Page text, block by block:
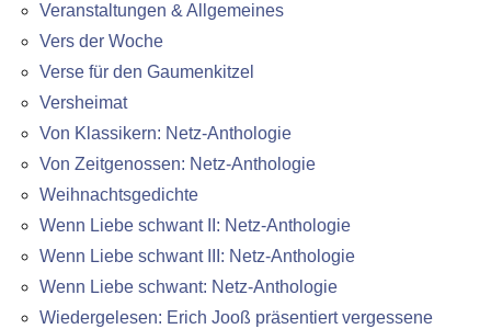
Veranstaltungen & Allgemeines
Vers der Woche
Verse für den Gaumenkitzel
Versheimat
Von Klassikern: Netz-Anthologie
Von Zeitgenossen: Netz-Anthologie
Weihnachtsgedichte
Wenn Liebe schwant II: Netz-Anthologie
Wenn Liebe schwant III: Netz-Anthologie
Wenn Liebe schwant: Netz-Anthologie
Wiedergelesen: Erich Jooß präsentiert vergessene